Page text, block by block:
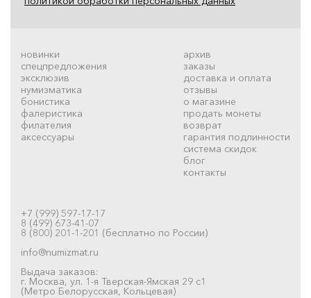
новинки
спецпредложения
эксклюзив
нумизматика
бонистика
фалеристика
филателия
аксессуары
архив
заказы
доставка и оплата
отзывы
о магазине
продать монеты
возврат
гарантия подлинности
система скидок
блог
контакты
+7 (999) 597-17-17
8 (499) 673-41-07
8 (800) 201-1-201 (бесплатно по России)
info@numizmat.ru
Выдача заказов:
г. Москва, ул. 1-я Тверская-Ямская 29 с1
(Метро Белорусская, Кольцевая)